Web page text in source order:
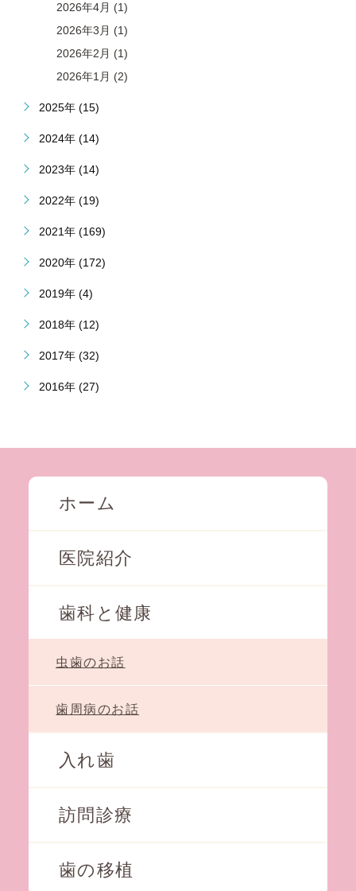
2026年4月 (1)
2026年3月 (1)
2026年2月 (1)
2026年1月 (2)
2025年 (15)
2024年 (14)
2023年 (14)
2022年 (19)
2021年 (169)
2020年 (172)
2019年 (4)
2018年 (12)
2017年 (32)
2016年 (27)
ホーム
医院紹介
歯科と健康
虫歯のお話
歯周病のお話
入れ歯
訪問診療
歯の移植